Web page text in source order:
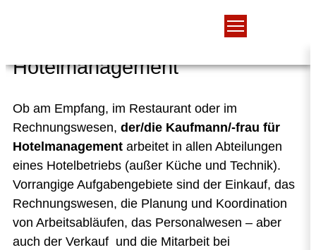
Hotelmanagement
Ob am Empfang, im Restaurant oder im
Rechnungswesen, der/die Kaufmann/-frau für
Hotelmanagement arbeitet in allen Abteilungen
eines Hotelbetriebs (außer Küche und Technik).
Vorrangige Aufgabengebiete sind der Einkauf, das
Rechnungswesen, die Planung und Koordination
von Arbeitsabläufen, das Personalwesen – aber
auch der Verkauf und die Mitarbeit bei